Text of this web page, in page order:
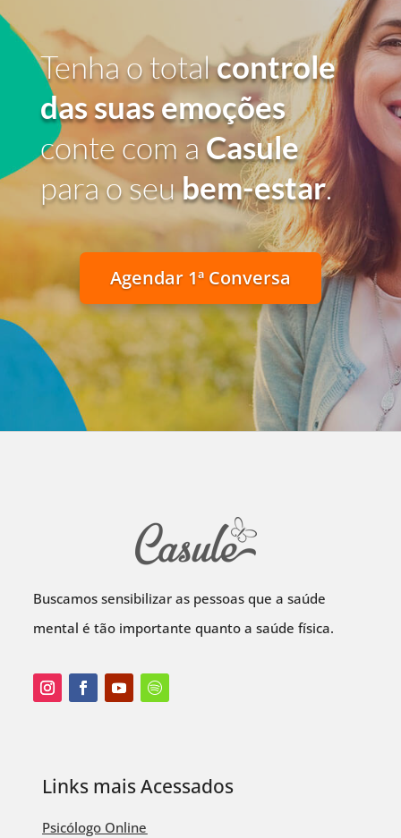
Tenha o totalcontrole
das suas emoções
conte com a Casule
para o seubem-estar.
Agendar 1ª Conversa
Buscamos sensibilizar as pessoas que a saúde
mental é tão importante quanto a saúde física.
Links mais Acessados
Psicólogo Online